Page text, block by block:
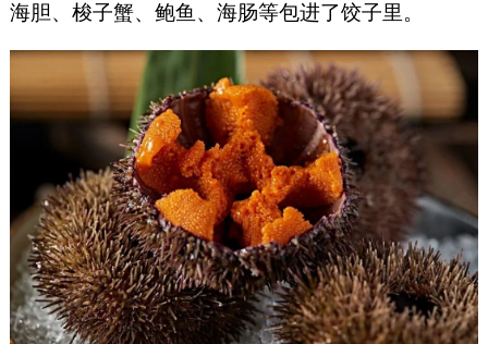
海胆、梭子蟹、鲍鱼、海肠等包进了饺子里。